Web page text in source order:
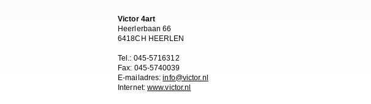
Victor 4art
Heerlerbaan 66
6418CH HEERLEN
Tel.: 045-5716312
Fax: 045-5740039
E-mailadres:info@victor.nl
Internet: www.victor.nl